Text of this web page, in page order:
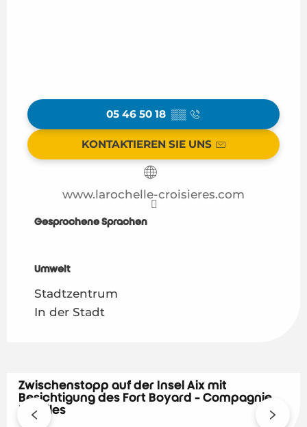
05 46 50 18 ▒▒
KONTAKTIEREN SIE UNS
www.larochelle-croisieres.com
Gesprochene Sprachen
Gesprochene Sprachen
Umwelt
Umwelt
Stadtzentrum
In der Stadt
Zwischenstopp auf der Insel Aix mit
Besichtigung des Fort Boyard - Compagnie
Interîles